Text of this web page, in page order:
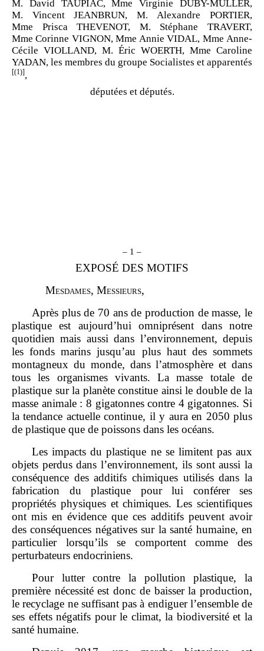
M. David TAUPIAC, Mme Virginie DUBY-MULLER,
M. Vincent JEANBRUN, M. Alexandre PORTIER,
Mme Prisca THEVENOT, M. Stéphane TRAVERT,
Mme Corinne VIGNON, Mme Annie VIDAL, Mme Anne-
Cécile VIOLLAND, M. Éric WOERTH, Mme Caroline
YADAN, les membres du groupe Socialistes et apparentés
[(1)] ,
députées et députés.
– 1 –
EXPOSÉ DES MOTIFS
Mesdames, Messieurs,
Après plus de 70 ans de production de masse, le
plastique est aujourd’hui omniprésent dans notre
quotidien mais aussi dans l’environnement, depuis
les fonds marins jusqu’au plus haut des sommets
montagneux du monde, dans l’atmosphère et dans
tous les organismes vivants. La masse totale de
plastique sur la planète constitue ainsi le double de la
masse animale : 8 gigatonnes contre 4 gigatonnes. Si
la tendance actuelle continue, il y aura en 2050 plus
de plastique que de poissons dans les océans.
Les impacts du plastique ne se limitent pas aux
objets perdus dans l’environnement, ils sont aussi la
conséquence des additifs chimiques utilisés dans la
fabrication du plastique pour lui conférer ses
propriétés physiques et chimiques. Les scientifiques
ont mis en évidence que ces additifs peuvent avoir
des conséquences négatives sur la santé humaine, en
particulier lorsqu’ils se comportent comme des
perturbateurs endocriniens.
Pour lutter contre la pollution plastique, la
première nécessité est donc de baisser la production,
le recyclage ne suffisant pas à endiguer l’ensemble de
ses effets négatifs pour le climat, la biodiversité et la
santé humaine.